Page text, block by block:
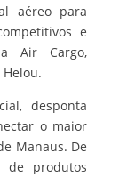
aéreo para
e
Air Cargo,
desponta
o maior
Manaus. De
de produtos